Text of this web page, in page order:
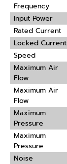
Frequency
Input Power
Rated Current
Locked Current
Speed
Maximum Air
Flow
Maximum Air
Flow
Maximum
Pressure
Maximum
Pressure
Noise